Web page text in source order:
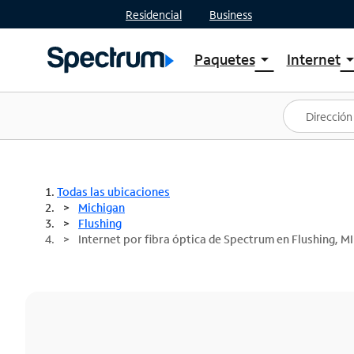
Residencial Business
Paquetesarrow_drop_down
Ver paquetes
Spectrum One
Mejores ofertas
Internetarrow_drop_down
Planes
Todas las ubicaciones
Michigan
Flushing
Internet por fibra óptica de Spectrum en Flushing, MI